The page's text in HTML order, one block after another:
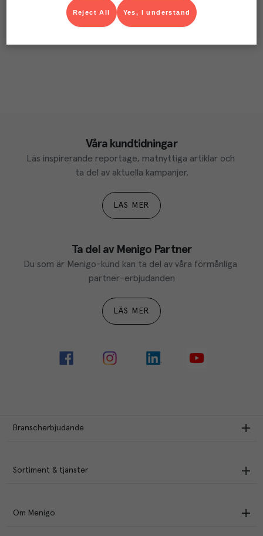
Våra kundtidningar
Läs inspirerande reportage, matnyttiga artiklar och
ta del av aktuella kampanjer.
LÄS MER
Ta del av Menigo Partner
Du som är Menigo-kund kan ta del av våra förmånliga
partner-erbjudanden
LÄS MER
Branscherbjudande
Sortiment & tjänster
Om Menigo
Yes, I understand
Reject All